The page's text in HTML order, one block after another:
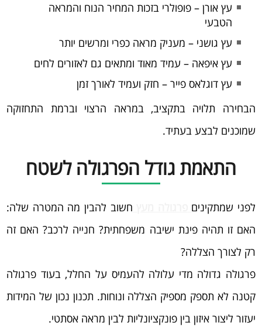
עץ אורן – פופולרי בזכות המחיר הנוח והמראה
הטבעי
עץ גושני – מעניק מראה כפרי ומרשים יותר
עץ איפאה – עמיד מאוד ומתאים גם לאזורים לחים
עץ דוגלאס פייר – חזק ועמיד לאורך זמן
הבחירה תלויה בתקציב, במראה הרצוי וברמת התחזוקה
שמוכנים לבצע בעתיד.
התאמת גודל הפרגולה לשטח
לפני שמתקינים
חשוב להבין מה המטרה שלה:
האם זו תהיה פינת ישיבה משפחתית? חנייה לרכב? האם זה
רק לצורך הצללה?
פרגולה גדולה מדי עלולה להעמיס על החלל, בעוד פרגולה
קטנה לא תספק מספיק הצללה ונוחות. תכנון נכון של המידות
יעזור ליצור איזון בין פונקציונליות לבין מראה אסתטי.